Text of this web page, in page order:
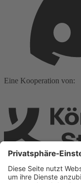
Eine Kooperation von: